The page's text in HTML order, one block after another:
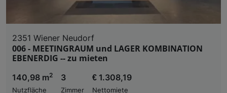
2351 Wiener Neudorf
006 - MEETINGRAUM und LAGER KOMBINATION
EBENERDIG -- zu mieten
140,98 m2
Nutzfläche
3
Zimmer
€ 1.308,19
Nettomiete